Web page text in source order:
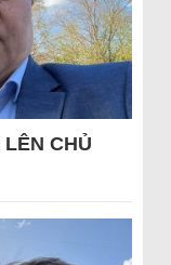
CHỦ